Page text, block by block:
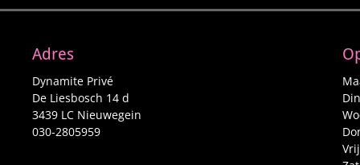
Adres
Dynamite Privé
De Liesbosch 14 d
3439 LC Nieuwegein
030-2805959